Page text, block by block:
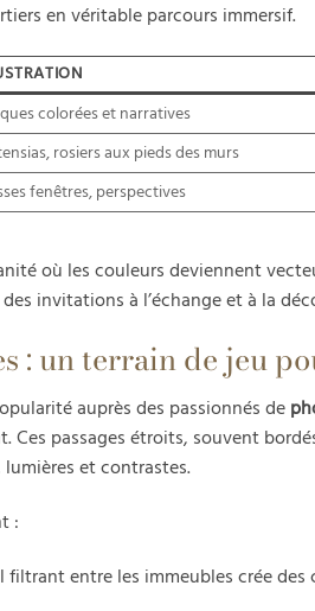
en véritable parcours immersif.
colorées et narratives
rosiers aux pieds des murs
fenêtres, perspectives
où les couleurs deviennent
invitations à l’échange et à la
: un terrain de jeu
auprès des passionnés de
Ces passages étroits, souvent
et contrastes.
:
entre les immeubles crée